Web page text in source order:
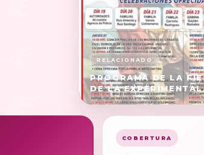
PROGRAMA DE LA
DE LA
COBERTURA